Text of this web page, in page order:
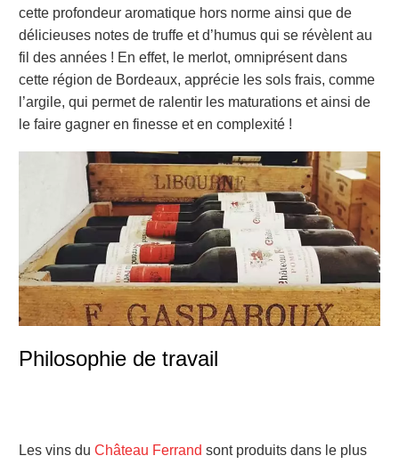
cette profondeur aromatique hors norme ainsi que de
délicieuses notes de truffe et d’humus qui se révèlent au
fil des années ! En effet, le merlot, omniprésent dans
cette région de Bordeaux, apprécie les sols frais, comme
l’argile, qui permet de ralentir les maturations et ainsi de
le faire gagner en finesse et en complexité !
Philosophie de travail
Les vins du Château Ferrand sont produits dans le plus